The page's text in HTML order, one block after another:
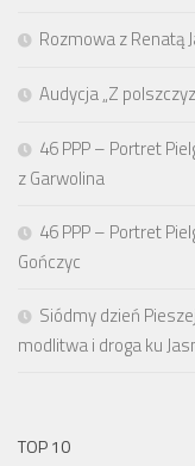
Rozmowa z Renatą
Audycja „Z
46 PPP – Portret
z Garwolina
46 PPP – Portret
Gończyc
Siódmy dzień
modlitwa i droga ku
TOP 10